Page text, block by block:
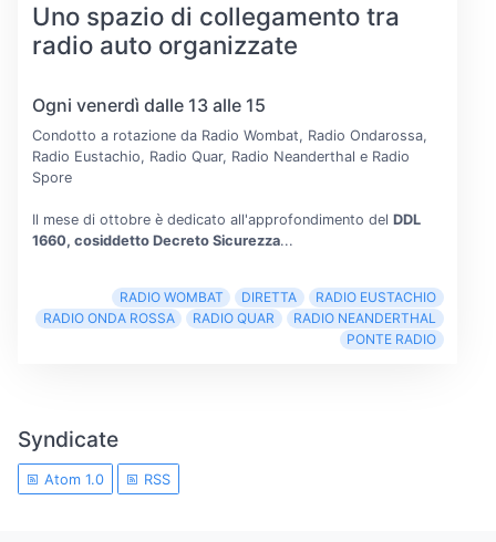
Uno spazio di collegamento tra
radio auto organizzate
Ogni venerdì dalle 13 alle 15
Condotto a rotazione da Radio Wombat, Radio Ondarossa,
Radio Eustachio, Radio Quar, Radio Neanderthal e Radio
Spore
Il mese di ottobre è dedicato all'approfondimento del DDL
1660, cosiddetto Decreto Sicurezza...
RADIO WOMBAT DIRETTA
RADIO EUSTACHIO
RADIO ONDA ROSSA
RADIO QUAR
RADIO NEANDERTHAL
PONTE RADIO
Syndicate
Atom 1.0 RSS